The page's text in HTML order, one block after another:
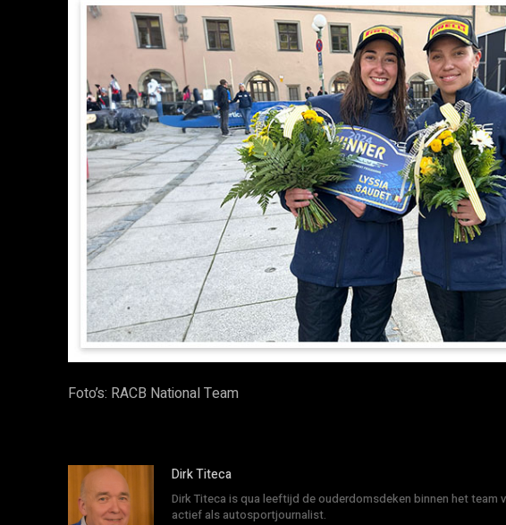
Foto’s: RACB National Team
Dirk Titeca
Dirk Titeca is qua leeftijd de ouderdomsdeken binnen het team
actief als autosportjournalist.